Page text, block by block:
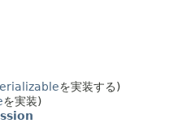
を実装する)
を実装)